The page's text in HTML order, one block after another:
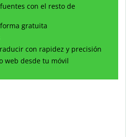
con el resto de
gratuita
con rapidez y precisión
web desde tu móvil